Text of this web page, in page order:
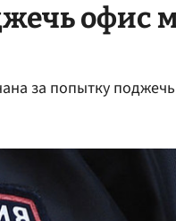
офис
за попытку